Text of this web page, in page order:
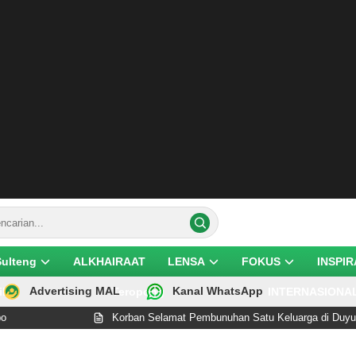
ALKHAIRAAT LENSA FOKUS
Teropong
Advertising MAL Kanal WhatsApp
Korban Selamat Pembunuhan Satu Keluarga di Duyu Palu